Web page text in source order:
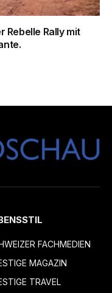
Rebelle Rally mit
FACHMEDIEN
MAGAZIN
TRAVEL